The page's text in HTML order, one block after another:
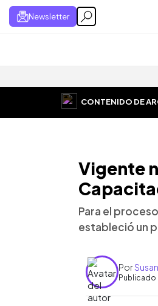
Newsletter
CONTENIDO DE
Vigente
Para el
estableció un
Por
Publicado